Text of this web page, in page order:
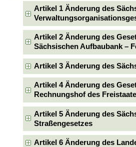
Artikel 1 Änderung des
Artikel 2 Änderung des
Sächsischen Aufbaubank –
Artikel 3 Änderung des
Artikel 4 Änderung des
Rechnungshof des
Artikel 5 Änderung des
Straßengesetzes
Artikel 6 Änderung des